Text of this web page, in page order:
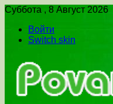
Суббота , 8 Август 2026
Войти
Switch skin